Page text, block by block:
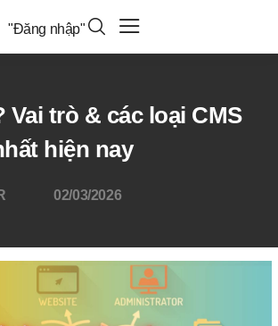
"Đăng nhập"
Vai trò & các loại CMS
hiện nay
02/03/2026